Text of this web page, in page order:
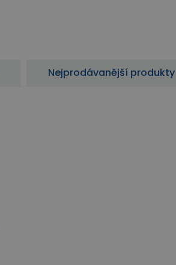
Nejprodávanější produkty